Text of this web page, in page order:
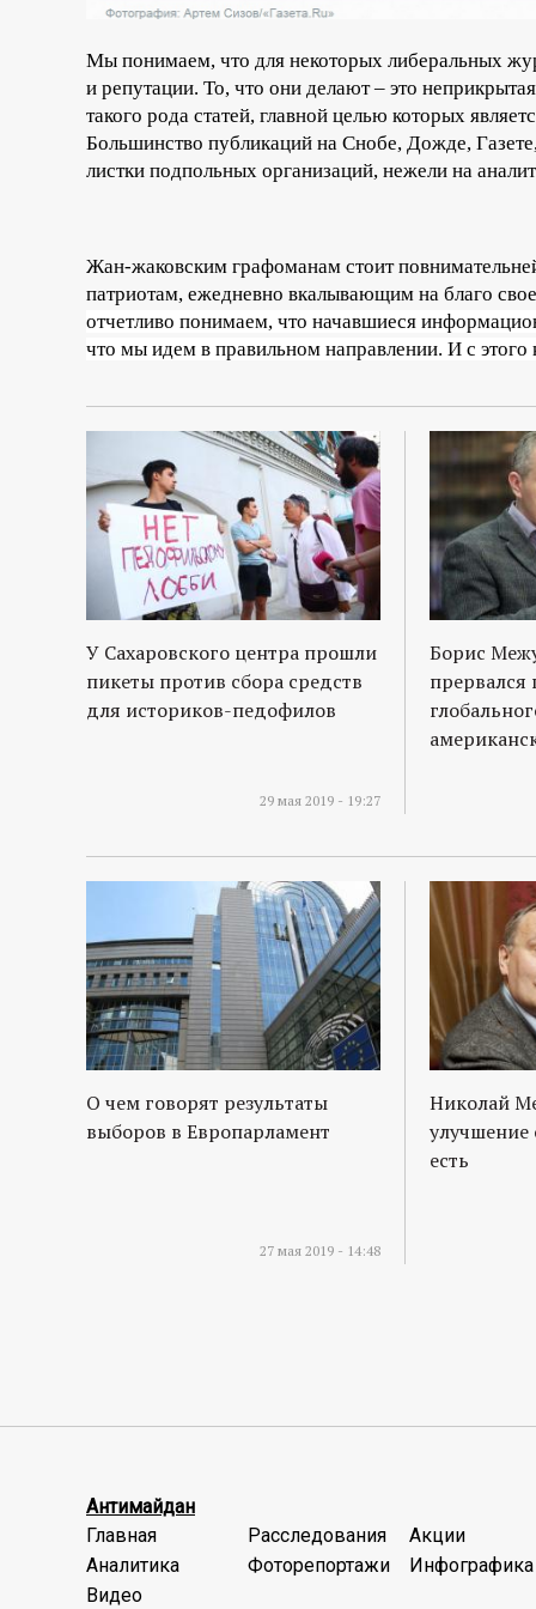
Мы понимаем, что для некоторых либеральных
и репутации. То, что они делают – это
такого рода статей, главной целью которых
Большинство публикаций на Снобе, Дожде,
листки подпольных организаций, нежели на
Жан-жаковским графоманам стоит
патриотам, ежедневно вкалывающим на благо
отчетливо понимаем, что начавшиеся
что мы идем в правильном направлении. И с этого
У Сахаровского центра прошли
пикеты против сбора средств
для историков-педофилов
29 мая 2019 - 19:27
Борис
прервался
О чем говорят результаты
выборов в Европарламент
27 мая 2019 - 14:48
Николай
есть
Антимайдан
Главная
Расследования
Акции
Аналитика
Фоторепортажи
Инфографика
Видео